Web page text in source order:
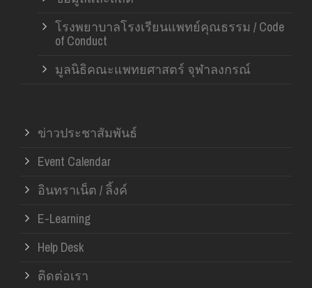
โรงพยาบาลโรงเรียนแพทย์คุณธรรม / Code
of Conduct
มูลนิธิคณะแพทยศาสตร์ จุฬาลงกรณ์
ข่าวประชาสัมพันธ์
Event Calendar
อินทราเน็ต / ลิ้งค์
E-Learning
Help Desk
ติดต่อเรา